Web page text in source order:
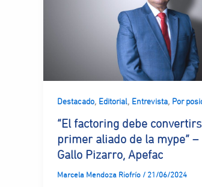
Destacado, Editorial, Entrevista, Por
“El factoring debe
primer aliado de la mype” –
Gallo Pizarro, Apefac
Marcela Mendoza Riofrío / 21/06/2024